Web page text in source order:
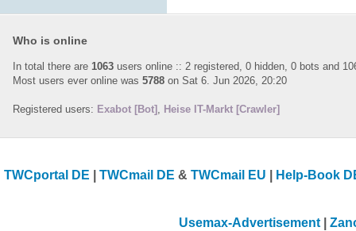
Who is online
In total there are 1063 users online :: 2 registered, 0 hidden, 0 bots and
Most users ever online was 5788 on Sat 6. Jun 2026, 20:20
Registered users: Exabot [Bot] , Heise IT-Markt [Crawler]
TWCportal DE |TWCmail DE &TWCmail EU Help-Book
Usemax-Advertisement |